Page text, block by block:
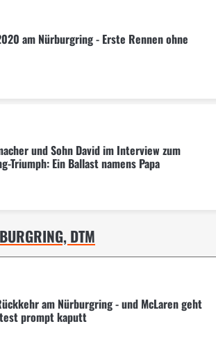
am Nürburgring - Erste Rennen ohne
und Sohn David im Interview zum
Triumph: Ein Ballast namens Papa
DTM
am Nürburgring - und McLaren geht
prompt kaputt